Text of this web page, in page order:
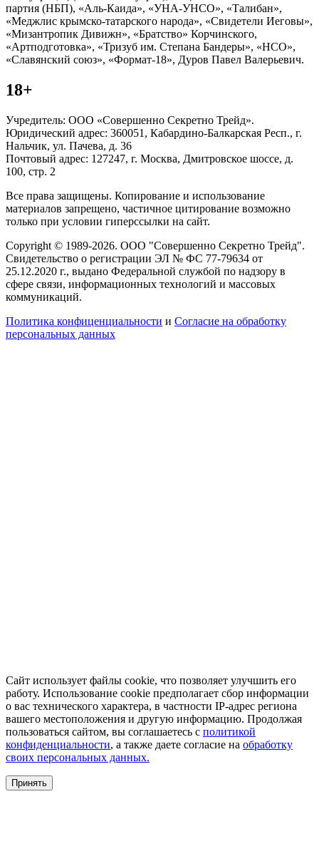
партия (НБП), «Аль-Каида», «УНА-УНСО», «Талибан»,
«Меджлис крымско-татарского народа», «Свидетели Иеговы»,
«Мизантропик Дивижн», «Братство» Корчинского,
«Артподготовка», «Тризуб им. Степана Бандеры», «НСО»,
«Славянский союз», «Формат-18», Дуров Павел Валерьевич.
18+
Учредитель: ООО «Совершенно Секретно Трейд».
Юридический адрес: 360051, Кабардино-Балкарская Респ., г.
Нальчик, ул. Пачева, д. 36
Почтовый адрес: 127247, г. Москва, Дмитровское шоссе, д.
100, стр. 2
Все права защищены. Копирование и использование
материалов запрещено, частичное цитирование возможно
только при условии гиперссылки на сайт.
Copyright © 1989-2026. ООО "Совершенно Секретно Трейд".
Свидетельство о регистрации ЭЛ № ФС 77-79634 от
25.12.2020 г., выдано Федеральной службой по надзору в
сфере связи, информационных технологий и массовых
коммуникаций.
Политика конфиценциальности и Согласие на обработку
персональных данных
Сайт использует файлы cookie, что позволяет улучшить его
работу. Использование cookie предполагает сбор информации
о вас технического характера, в частности IP-адрес региона
вашего местоположения и другую информацию. Продолжая
пользоваться сайтом, вы соглашаетесь с политикой
конфиденциальности, а также даете согласие на обработку
своих персональных данных.
Принять